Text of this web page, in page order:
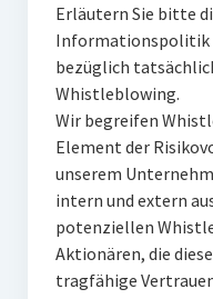
Erläutern Sie bitte
Informationspolitik
bezüglich
Whistleblowing.
Wir begreifen
Element der
unserem
intern und extern
potenziellen
Aktionären, die
tragfähige